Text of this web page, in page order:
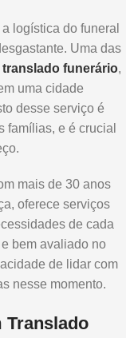
logística do funeral
Uma das
translado funerário,
uma cidade
desse serviço é
famílias, e é crucial
mais de 30 anos
oferece serviços
de cada
bem avaliado no
de lidar com
nesse momento.
Translado